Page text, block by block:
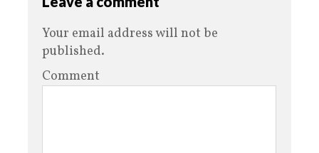
Your email address will not be
published.
Comment